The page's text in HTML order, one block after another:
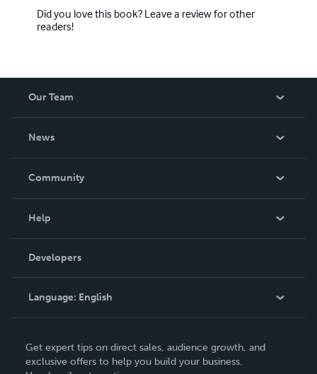
Did you love this book? Leave a review for other
readers!
Our Team
News
In The News
Community
Podcast
Help
Order Lookup
Knowledge Base
Contact Support
Developers
Language: English
Deutsch
Get expert tips on direct sales, audience growth, and
exclusive offers to help you build your business.